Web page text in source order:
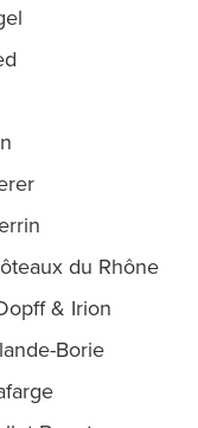
du Rhône
& Irion
Borie